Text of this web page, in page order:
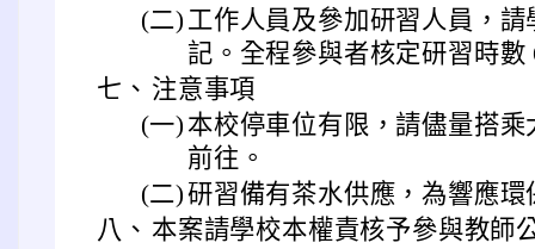
(二) 工作人員及參加研習人員，
記。全程參與者核定研習時數
七、 注意事項
(一) 本校停車位有限，請儘量搭
前往。
(二)研習備有茶水供應，為響應
八、 本案請學校本權責核予參與教師